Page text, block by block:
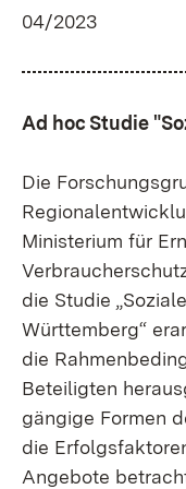
04/2023
Ad hoc Studie
Die
Ministerium für
die Studie
Württemberg“
die
Beteiligten
gängige Formen
die
Angebote